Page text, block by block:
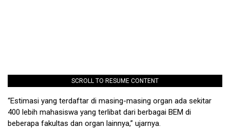
SCROLL TO RESUME CONTENT
“Estimasi yang terdaftar di masing-masing organ ada sekitar
400 lebih mahasiswa yang terlibat dari berbagai BEM di
beberapa fakultas dan organ lainnya,” ujarnya.